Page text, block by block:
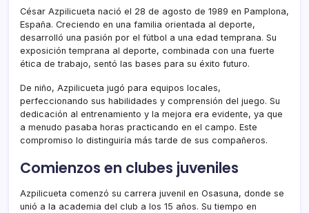
César Azpilicueta nació el 28 de agosto de 1989 en Pamplona,
España. Creciendo en una familia orientada al deporte,
desarrolló una pasión por el fútbol a una edad temprana. Su
exposición temprana al deporte, combinada con una fuerte
ética de trabajo, sentó las bases para su éxito futuro.
De niño, Azpilicueta jugó para equipos locales,
perfeccionando sus habilidades y comprensión del juego. Su
dedicación al entrenamiento y la mejora era evidente, ya que
a menudo pasaba horas practicando en el campo. Este
compromiso lo distinguiría más tarde de sus compañeros.
Comienzos en clubes juveniles
Azpilicueta comenzó su carrera juvenil en Osasuna, donde se
unió a la academia del club a los 15 años. Su tiempo en